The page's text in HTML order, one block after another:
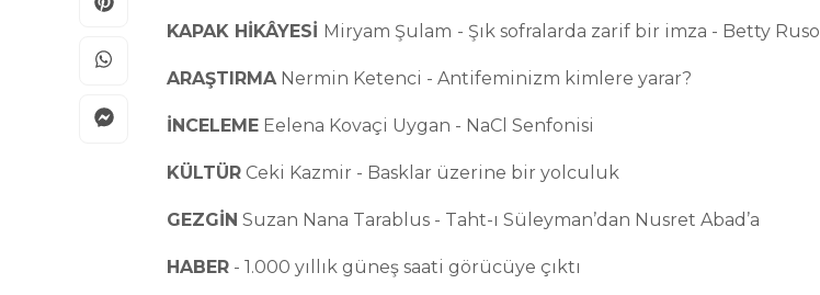
KAPAK HİKÂYESİ Miryam Şulam - Şık sofralarda zarif bir imza - Betty Ruso
ARAŞTIRMANermin Ketenci - Antifeminizm kimlere yarar?
İNCELEME Eelena Kovaçi Uygan - NaCl Senfonisi
KÜLTÜR Ceki Kazmir - Basklar üzerine bir yolculuk
GEZGİN Suzan Nana Tarablus - Taht-ı Süleyman’dan Nusret Abad’a
HABER - 1.000 yıllık güneş saati görücüye çıktı